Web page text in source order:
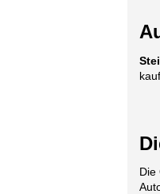
Die